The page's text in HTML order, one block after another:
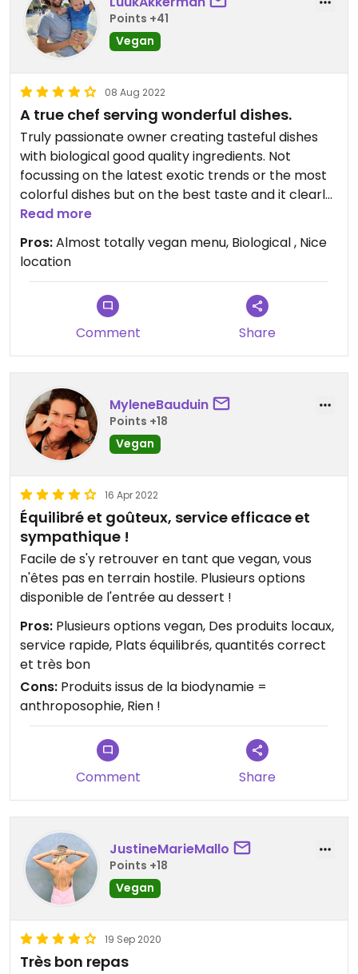
Points +41
Vegan
08 Aug 2022
A true chef serving wonderful dishes.
Truly passionate owner creating tasteful dishes
with biological good quality ingredients. Not
focussing on the latest exotic trends or the most
colorful dishes but on the best taste and it clearly
pays off. Pay them a visit, absolutely worth it.
Read more
Pros:Almost totally vegan menu, Biological , Nice
location
Comment Share
MyleneBauduin
Points +18
Vegan
16 Apr 2022
Équilibré et goûteux, service efficace et
sympathique !
Facile de s'y retrouver en tant que vegan, vous
n'êtes pas en terrain hostile. Plusieurs options
disponible de l'entrée au dessert !
Pros: Plusieurs options vegan, Des produits locaux,
service rapide, Plats équilibrés, quantités correct
et très bon
Cons: Produits issus de la biodynamie =
anthroposophie, Rien !
Comment Share
JustineMarieMallo
Points +18
Vegan
19 Sep 2020
Très bon repas